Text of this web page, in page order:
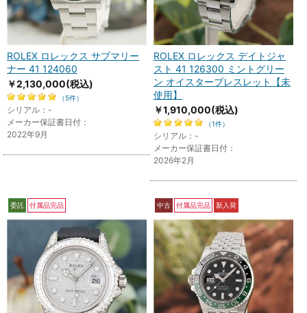
ROLEX ロレックス サブマリー
ナー 41 124060
￥2,130,000(税込)
（5件）
シリアル：-
メーカー保証書日付：
2022年9月
ROLEX ロレックス デイトジャ
スト 41 126300 ミントグリー
ン オイスターブレスレット【未
使用】
￥1,910,000(税込)
（1件）
シリアル：-
メーカー保証書日付：
2026年2月
委託 付属品完品 中古 付属品完品 新入荷